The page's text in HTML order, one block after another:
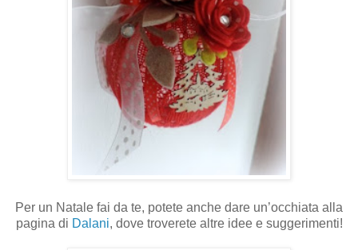
Per un Natale fai da te, potete anche dare un’occhiata alla
pagina di Dalani, dove troverete altre idee e suggerimenti!